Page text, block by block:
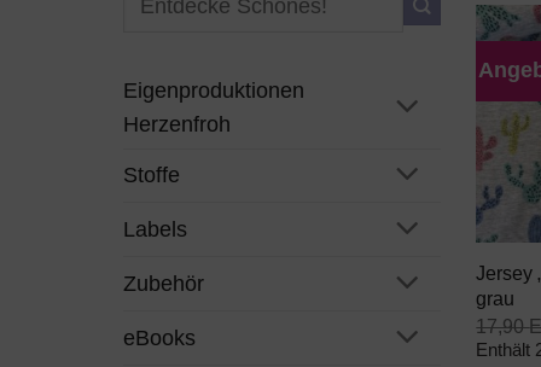
Eigenproduktionen
Herzenfroh
Stoffe
Labels
Zubehör
eBooks
Jersey
grau
17,90
Enthält